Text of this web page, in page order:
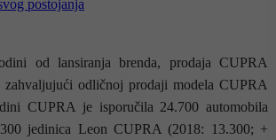
od lansiranja brenda, prodaja CUPRA
zahvaljujući odličnoj prodaji modela CUPRA
CUPRA je isporučila 24.700 automobila
jedinica Leon CUPRA (2018: 13.300; +